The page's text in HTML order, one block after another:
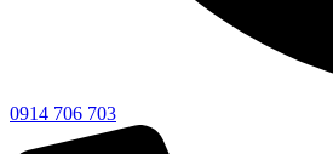
0914 706 703